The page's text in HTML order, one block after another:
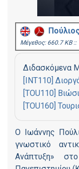
Mέγεθος: 660.7 KB
Διδασκόμενα
[INT110]
[TOU110]
[TOU160]
Ο Ιωάννης
γνωστικό
Ανάπτυξη»